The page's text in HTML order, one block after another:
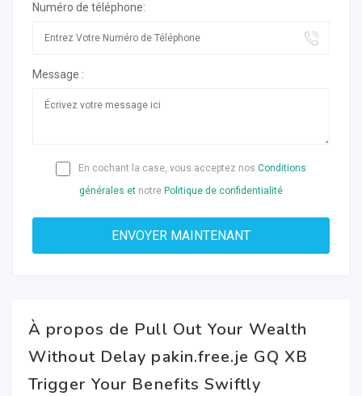
Numéro de téléphone:
Message :
En cochant la case, vous acceptez nos Conditions
générales et notre Politique de confidentialité
À propos de Pull Out Your Wealth
Without Delay pakin.free.je GQ XB
Trigger Your Benefits Swiftly